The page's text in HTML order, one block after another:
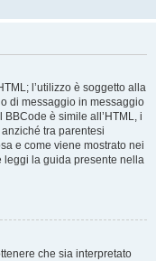
l’utilizzo è soggetto alla
di messaggio in messaggio
è simile all’HTML, i
tra parentesi
e come viene mostrato nei
leggi la guida presente nella
che sia interpretato